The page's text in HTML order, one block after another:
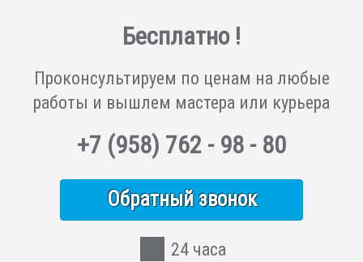
Бесплатно !
Проконсультируем по ценам на любые
работы и вышлем мастера или курьера
+7 (958) 762 - 98 - 80
Обратный звонок
24 часа